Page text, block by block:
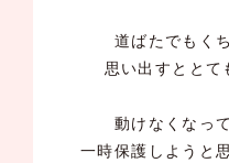
道ばたでもく
思い出すととて
動けなくなっ
一時保護しようと